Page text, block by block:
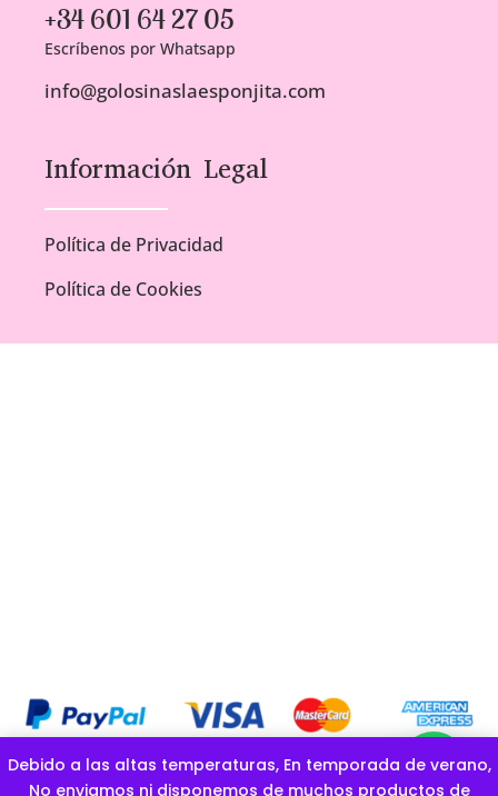
Debido a las altas temperaturas, En temporada de verano,
No enviamos ni disponemos de muchos productos de
+34 601 64 27 05
Escríbenos por Whatsapp
info@golosinaslaesponjita.com
Información Legal
Política de Privacidad
Política de Cookies
COPYRIGHT OFICIAL © GOLOSINAS LA ESPONJITA |CREADO POR